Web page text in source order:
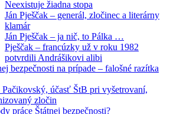
Neexistuje žiadna stopa
Ján Pješčak – generál, zločinec a literárny
klamár
Ján Pješčak – ja nič, to Pálka …
Pješčak – francúzky už v roku 1982
potvrdili Andrášikovi alibi
bezpečnosti na prípade – falošné razítka
účasť ŠtB pri vyšetrovaní,
zločin
práce Štátnej bezpečnosti?